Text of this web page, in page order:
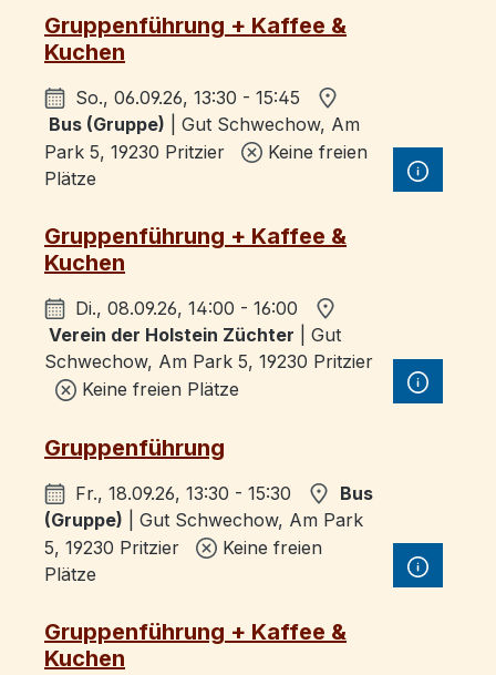
Gruppenführung + Kaffee &
Kuchen
So., 06.09.26, 13:30 - 15:45
Bus (Gruppe) | Gut Schwechow, Am
Park 5, 19230 Pritzier
Keine freien
Plätze
Gruppenführung + Kaffee &
Kuchen
Di., 08.09.26, 14:00 - 16:00
Verein der Holstein Züchter | Gut
Schwechow, Am Park 5, 19230 Pritzier
Keine freien Plätze
Gruppenführung
Fr., 18.09.26, 13:30 - 15:30
Bus
(Gruppe) | Gut Schwechow, Am Park
5, 19230 Pritzier
Keine freien
Plätze
Gruppenführung + Kaffee &
Kuchen